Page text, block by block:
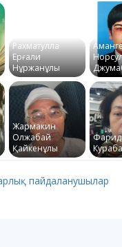
Рахматулла
Ерғали
Нұржанұлы
Жармакин
Олжабай
Қайкенұлы
пайдаланушылар